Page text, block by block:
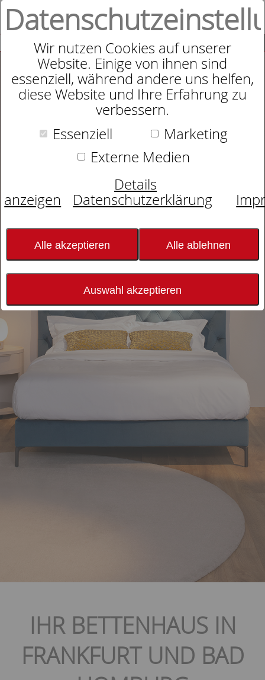
Wir nutzen Cookies auf unserer
Website. Einige von ihnen sind
essenziell, während andere uns helfen,
diese Website und Ihre Erfahrung zu
verbessern.
Essenziell
Marketing
Externe Medien
Details
anzeigen
Datenschutzerklärung
Alle akzeptieren Alle ablehnen
Auswahl akzeptieren
SUCHE
IHR BETTENHAUS IN
FRANKFURT UND BAD